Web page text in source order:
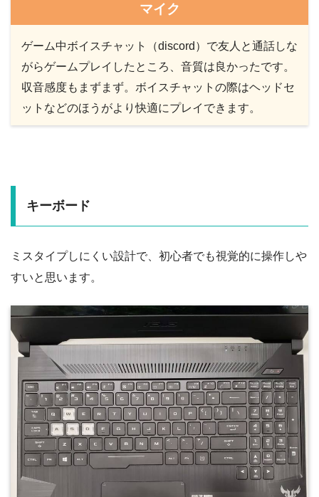
マイク
ゲーム中ボイスチャット（discord）で友人と通話しな
がらゲームプレイしたところ、音質は良かったです。
収音感度もまずまず。ボイスチャットの際はヘッドセ
ットなどのほうがより快適にプレイできます。
キーボード
ミスタイプしにくい設計で、初心者でも視覚的に操作しや
すいと思います。